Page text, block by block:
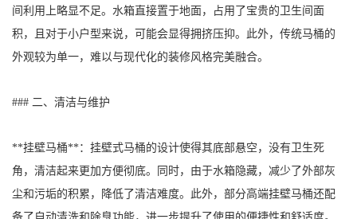
间利用上略显不足。水箱直接置于地面，占用了宝贵的卫生间面
积，且对于小户型来说，可能会显得拥挤压抑。此外，传统马桶的
外观较为单一，难以与现代化的装修风格完美融合。
### 二、清洁与维护
**挂壁马桶**：挂壁式马桶的设计使得其底部悬空，没有卫生死
角，清洁起来更加方便彻底。同时，由于水箱隐藏，减少了外部灰
尘和污垢的积累，降低了清洁难度。此外，部分高端挂壁马桶还配